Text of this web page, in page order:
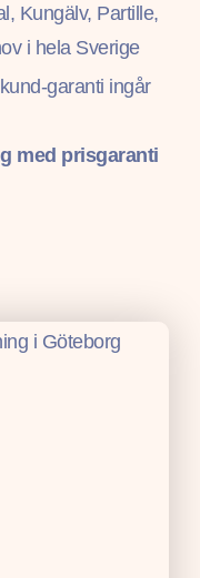
Kungälv, Partille,
i hela Sverige
garanti ingår
med prisgaranti